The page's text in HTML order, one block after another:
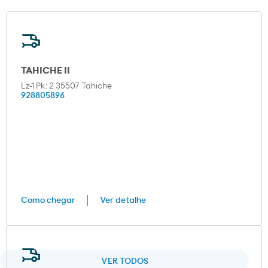
VER TODOS
TAHICHE II
Lz-1 Pk: 2 35507 Tahiche
928805896
Como chegar Ver detalhe